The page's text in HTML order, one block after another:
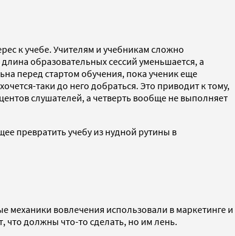
к учебе. Учителям и учебникам сложно
образовательных сессий уменьшается, а
перед стартом обучения, пока ученик еще
таки до него добраться. Это приводит к тому,
слушателей, а четверть вообще не выполняет
превратить учебу из нудной рутины в
механики вовлечения использовали в маркетинге и
что должны что-то сделать, но им лень.